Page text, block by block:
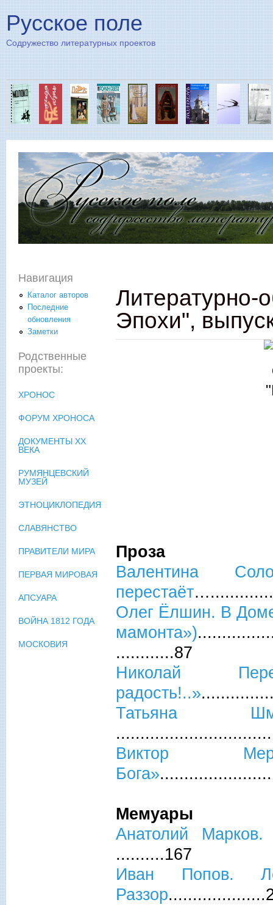
Русское поле
Содружество литературных проектов
Литературно-
Эпохи",
Проза
Валентина
перестаёт
Олег Ёлшин. В
мамонта»)
............87
Николай
радость!..»
Татьяна
Виктор
Бога»
Мемуары
Анатолий
..........167
Иван Попов.
Раззор
Навигация
Каталог авторов
Последние
обновления
Заметки
Родственные
проекты:
ХРОНОС
ФОРУМ ХРОНОСА
ДОКУМЕНТЫ XX
ВЕКА
РУМЯНЦЕВСКИЙ
МУЗЕЙ
ЭТНОЦИКЛОПЕДИЯ
СЛАВЯНСТВО
ПРАВИТЕЛИ МИРА
ПЕРВАЯ МИРОВАЯ
АПСУАРА
ВОЙНА 1812 ГОДА
МОСКОВИЯ